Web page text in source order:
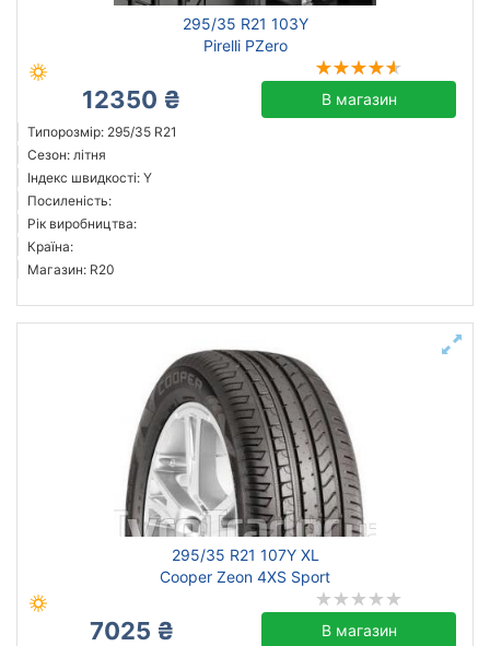
295/35 R21 103Y
Pirelli PZero
12350 ₴ В магазин
Типорозмір: 295/35 R21
Сезон: літня
Індекс швидкості: Y
Посиленість:
Рік виробництва:
Країна:
Магазин: R20
295/35 R21 107Y XL
Cooper Zeon 4XS Sport
7025 ₴ В магазин